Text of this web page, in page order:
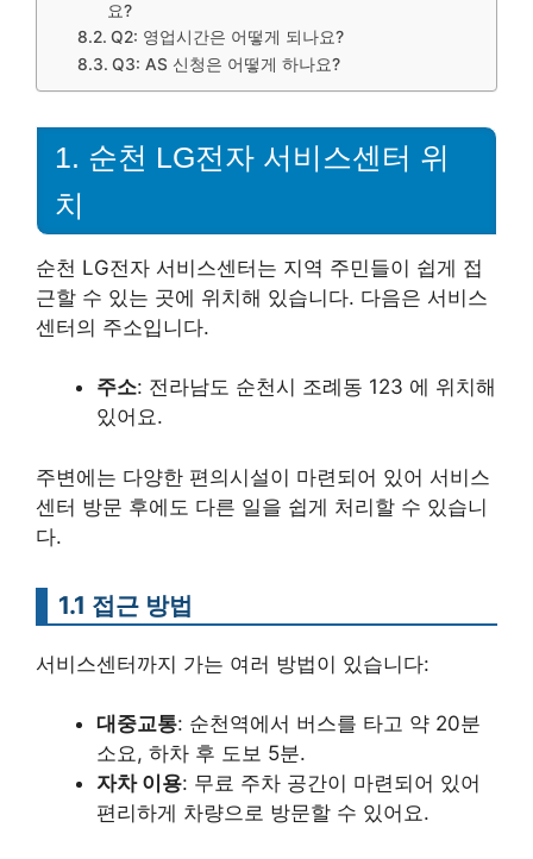
요?
Q2: 영업시간은 어떻게 되나요?
Q3: AS 신청은 어떻게 하나요?
1. 순천 LG전자 서비스센터 위
치
순천 LG전자 서비스센터는 지역 주민들이 쉽게 접
근할 수 있는 곳에 위치해 있습니다. 다음은 서비스
센터의 주소입니다.
주소: 전라남도 순천시 조례동 123 에 위치해
있어요.
주변에는 다양한 편의시설이 마련되어 있어 서비스
센터 방문 후에도 다른 일을 쉽게 처리할 수 있습니
다.
1.1 접근 방법
서비스센터까지 가는 여러 방법이 있습니다:
대중교통: 순천역에서 버스를 타고 약 20분
소요, 하차 후 도보 5분.
자차 이용: 무료 주차 공간이 마련되어 있어
편리하게 차량으로 방문할 수 있어요.